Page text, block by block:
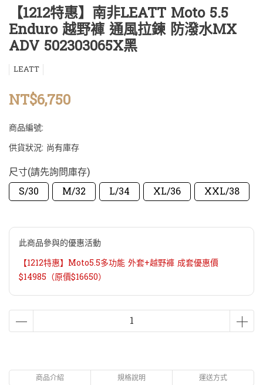
【1212特惠】南非LEATT Moto 5.5
Enduro 越野褲 通風拉鍊 防潑水MX
ADV 502303065X黑
LEATT
NT$6,750
商品編號:
供貨狀況: 尚有庫存
尺寸(請先詢問庫存)
S/30
M/32 L/34 XL/36 XXL/38
此商品參與的優惠活動
【1212特惠】Moto5.5多功能 外套+越野褲 成套優惠價
$14985（原價$16650）
商品介紹 規格說明 運送方式